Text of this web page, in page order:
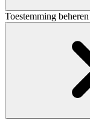
Toestemming beheren